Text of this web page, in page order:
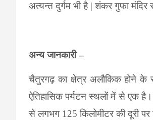
अत्यन्तदुर्गम भी है |शंकर गुफा मंदिर
अन्य जानकारी –
चैतुरगढ़ का क्षेत्र अलौकिक होने के
ऐतिहासिक पर्यटन स्थलों में से एक
से लगभग 125 किलोमीटर की दूरी